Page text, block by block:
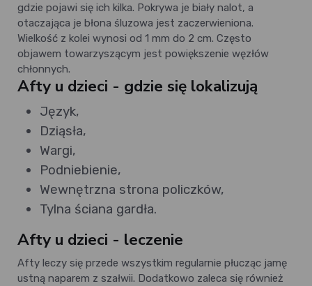
gdzie pojawi się ich kilka. Pokrywa je biały nalot, a
otaczająca je błona śluzowa jest zaczerwieniona.
Wielkość z kolei wynosi od 1 mm do 2 cm. Często
objawem towarzyszącym jest powiększenie węzłów
chłonnych.
Afty u dzieci - gdzie się lokalizują
Język,
Dziąsła,
Wargi,
Podniebienie,
Wewnętrzna strona policzków,
Tylna ściana gardła.
Afty u dzieci - leczenie
Afty leczy się przede wszystkim regularnie płucząc jamę
ustną naparem z szałwii. Dodatkowo zaleca się również